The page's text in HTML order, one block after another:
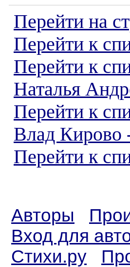
Перейти на
Перейти к
Перейти к
Наталья
Перейти к
Влад Кирово
Перейти к
Авторы
Вход для
Стихи.ру